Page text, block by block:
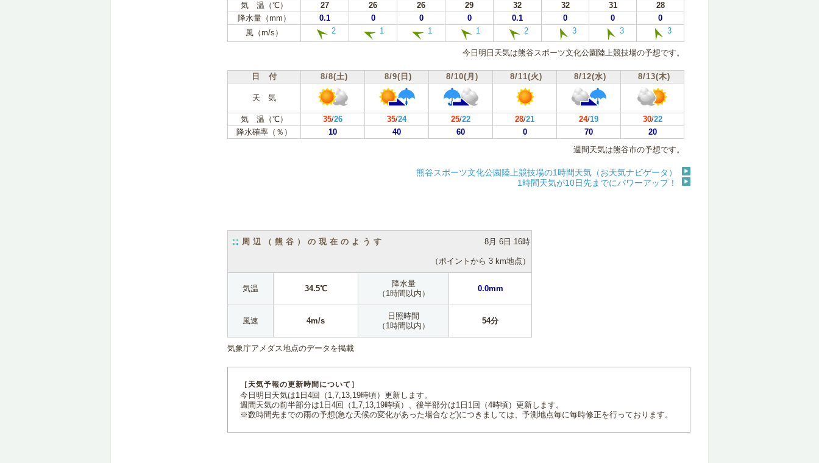
気 温（℃）
27 26 26 29 32 32 31
28
降水量（mm）
0.1 0 0 0 0.1 0 0
0
風（m/s）
2 1 1 1 2 3 3 3
今日明日天気は熊谷スポーツ文化公園陸上競技場の予想です。
日 付 8/8(土) 8/9(日) 8/10(月) 8/11(火) 8/12(水) 8/13(木)
天 気
気 温（℃） 35/26 35/24 25/22 28/21 24/19 30/22
降水確率（％）
10 40 60 0 70
20
週間天気は熊谷市の予想です。
熊谷スポーツ文化公園陸上競技場の1時間天気（お天気ナビゲータ）
1時間天気が10日先までにパワーアップ！
周辺（熊谷）の現在のようす 8月 6日 16時
（ポイントから 3 km地点）
気温 34.5℃
降水量
（1時間以内）
0.0mm
風速 4m/s
日照時間
（1時間以内）
54分
気象庁アメダス地点のデータを掲載
［天気予報の更新時間について］
今日明日天気は1日4回（1,7,13,19時頃）更新します。
週間天気の前半部分は1日4回（1,7,13,19時頃）、後半部分は1日1回（4時頃）更新します。
※数時間先までの雨の予想(急な天候の変化があった場合など)につきましては、予測地点毎に毎時修正を行っております。